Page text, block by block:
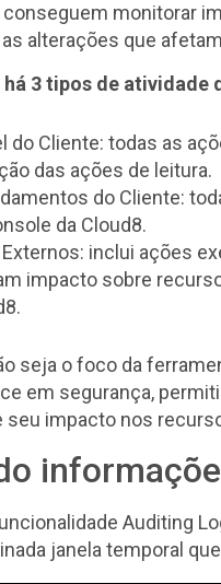
monitorar
alterações que
3 tipos de atividade
do Cliente: todas as
das ações de leitura.
do Cliente:
da Cloud8.
inclui ações
impacto sobre
seja o foco da
em segurança,
seu impacto nos
Auditing
janela temporal